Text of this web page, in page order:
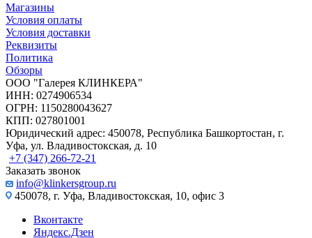
Магазины
Условия оплаты
Условия доставки
Реквизиты
Политика
Обзоры
ООО "Галерея КЛИНКЕРА"
ИНН: 0274906534
ОГРН: 1150280043627
КПП: 027801001
Юридический адрес: 450078, Республика Башкортостан, г.
Уфа, ул. Владивостокская, д. 10
+7 (347) 266-72-21
Заказать звонок
info@klinkersgroup.ru
450078, г. Уфа, Владивостокская, 10, офис 3
Вконтакте
Яндекс.Дзен